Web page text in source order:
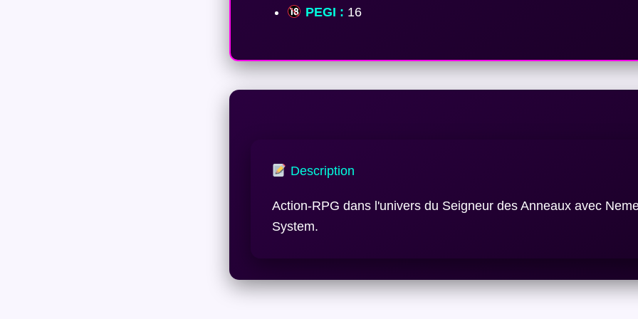
PEGI : 16
Description
Action-RPG dans l'univers du Seigneur des Anneaux avec
System.